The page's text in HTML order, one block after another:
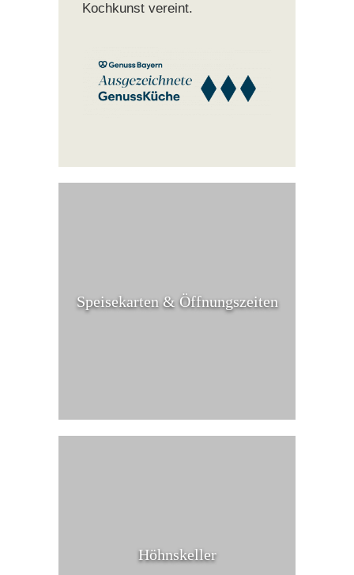
Kochkunst vereint.
Speisekarten & Öffnungszeiten
Höhnskeller